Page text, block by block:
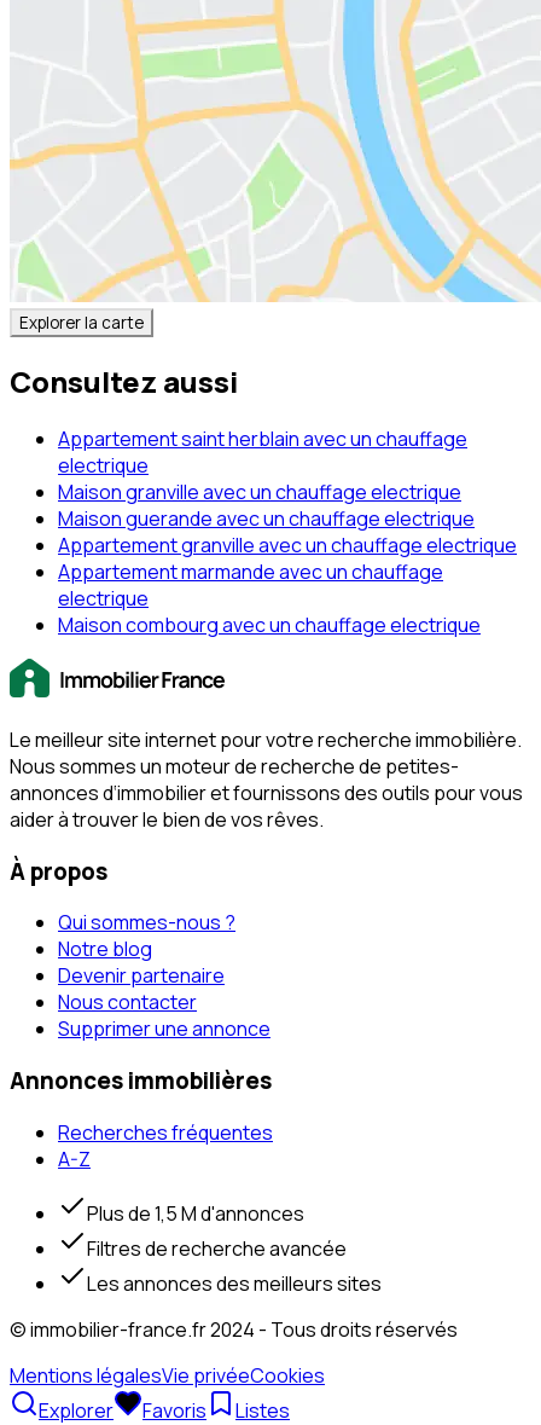
Explorer la carte
Consultez aussi
Appartement saint herblain avec un chauffage
electrique
Maison granville avec un chauffage electrique
Maison guerande avec un chauffage electrique
Appartement granville avec un chauffage electrique
Appartement marmande avec un chauffage
electrique
Maison combourg avec un chauffage electrique
Le meilleur site internet pour votre recherche immobilière.
Nous sommes un moteur de recherche de petites-
annonces d‘immobilier et fournissons des outils pour vous
aider à trouver le bien de vos rêves.
À propos
Qui sommes-nous ?
Notre blog
Devenir partenaire
Nous contacter
Supprimer une annonce
Annonces immobilières
Recherches fréquentes
A-Z
Plus de 1,5 M d'annonces
Filtres de recherche avancée
Les annonces des meilleurs sites
© immobilier-france.fr 2024 - Tous droits réservés
Mentions légalesVie privéeCookies
Explorer
Favoris Listes